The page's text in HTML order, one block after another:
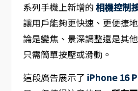
系列手機上新增的相機控制
讓用戶能夠更快速、更便捷
論是變焦、景深調整還是其
只需簡單按壓或滑動。
這段廣告展示了 iPhone 16